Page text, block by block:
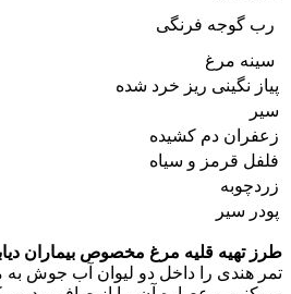
رب گوجه فرنگی
سینه مرغ
پیاز نگینی ریز خرد شده
سیر
زعفران دم کشیده
فلفل قرمز و سیاه
زردچوبه
پودر سیر
طرز تهیه قلیه مرغ مخصوص بیماران
تمر هندی را داخل دو لیوان آب جوش